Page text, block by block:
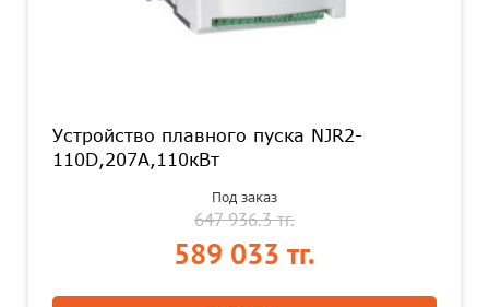
Устройство плавного пуска NJR2-
110D,207А,110кВт
Под заказ
647 936.3 тг.
589 033 тг.